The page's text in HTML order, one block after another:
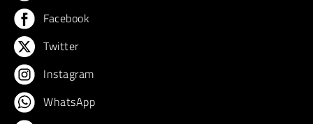
Facebook
Twitter
Instagram
WhatsApp